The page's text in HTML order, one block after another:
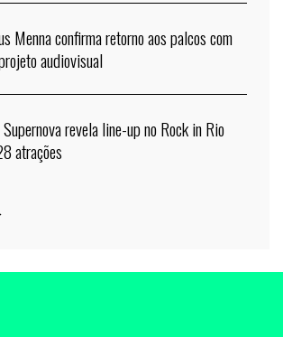
Menna confirma retorno aos palcos com
audiovisual
revela line-up no Rock in Rio
atrações